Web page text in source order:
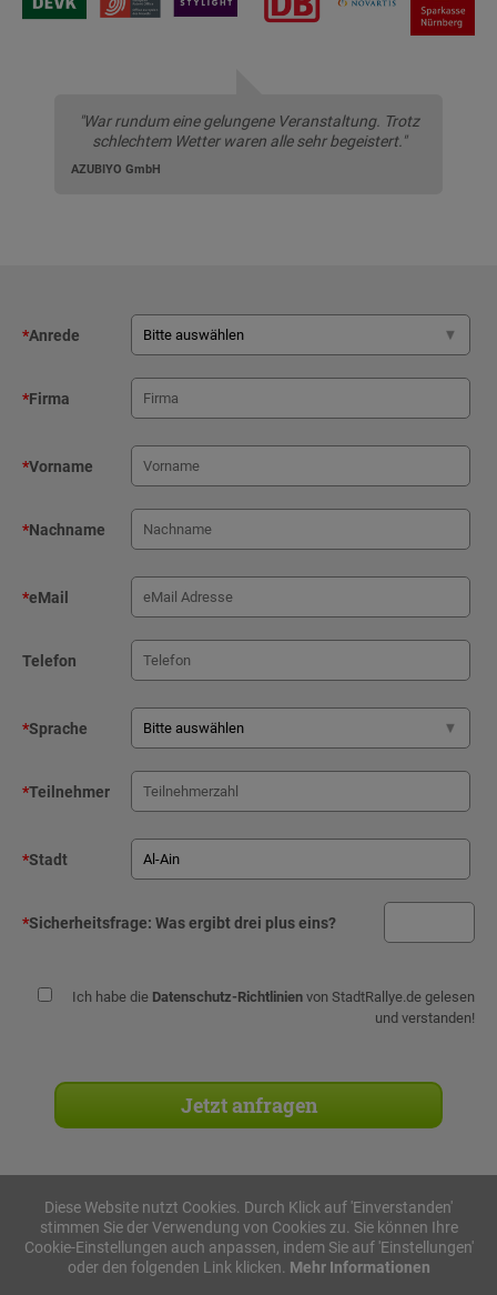
"War rundum eine gelungene Veranstaltung. Trotz
schlechtem Wetter waren alle sehr begeistert."
AZUBIYO GmbH
*Anrede
*Firma
*Vorname
*Nachname
*eMail
Telefon
*Sprache
*Teilnehmer
*Stadt
*Sicherheitsfrage: Was ergibt drei plus eins?
Ich habe die Datenschutz-Richtlinien von StadtRallye.de gelesen
und verstanden!
Stadtrallyes
iPad Rallye
Diese Website nutzt Cookies. Durch Klick auf 'Einverstanden'
stimmen Sie der Verwendung von Cookies zu. Sie können Ihre
Cookie-Einstellungen auch anpassen, indem Sie auf 'Einstellungen'
oder den folgenden Link klicken. Mehr Informationen